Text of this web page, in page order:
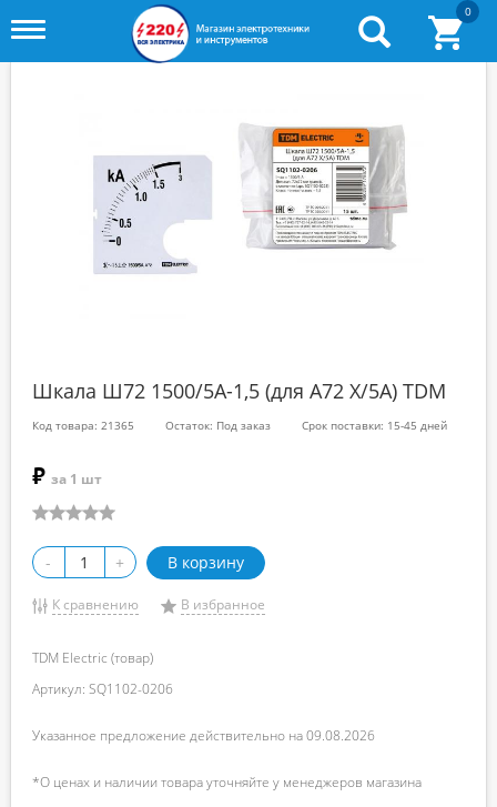
Toggle
0
Шкала Ш72 1500/5А-1,5 (для А72 Х/5А) TDM
Код товара: 21365 Остаток: Под заказ Срок поставки: 15-45 дней
₽ за 1 шт
- + В корзину
К сравнению В избранное
TDM Electric (товар)
Артикул: SQ1102-0206
Указанное предложение действительно на 09.08.2026
*О ценах и наличии товара уточняйте у менеджеров магазина